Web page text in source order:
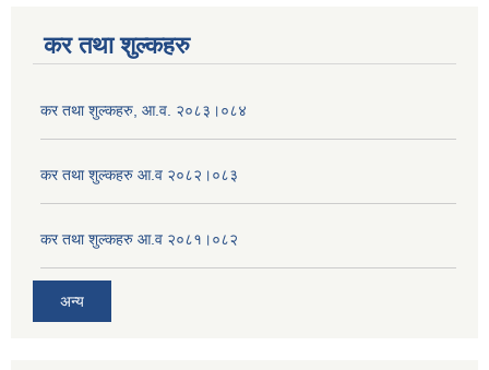
कर तथा शुल्कहरु
कर तथा शुल्कहरु, आ.व. २०८३।०८४
कर तथा शुल्कहरु आ.व २०८२।०८३
कर तथा शुल्कहरु आ.व २०८१।०८२
अन्य